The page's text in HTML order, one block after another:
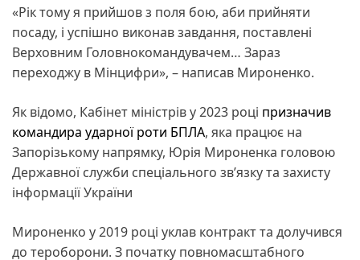
«Рік тому я прийшов з поля бою, аби прийняти
посаду, і успішно виконав завдання, поставлені
Верховним Головнокомандувачем… Зараз
переходжу в Мінцифри», – написав Мироненко.
Як відомо, Кабінет міністрів у 2023 році призначив
командира ударної роти БПЛА, яка працює на
Запорізькому напрямку, Юрія Мироненка головою
Державної служби спеціального зв’язку та захисту
інформації України
Мироненко у 2019 році уклав контракт та долучився
до тероборони. З початку повномасштабного